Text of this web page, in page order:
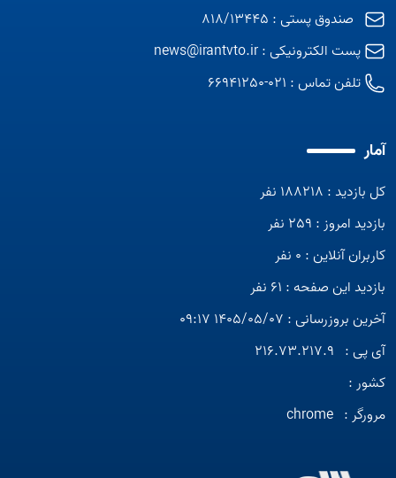
صندوق پستی : 818/13445
پست الکترونیکی :news@irantvto.ir
تلفن تماس : 021-66941250
آمار
کل بازدید : 188218 نفر
بازدید امروز : 259 نفر
کاربران آنلاین : 0 نفر
بازدید این صفحه : 61 نفر
آخرین بروزرسانی : 1405/05/07 09:17
آی پی : 216.73.217.9
کشور :
مرورگر : chrome